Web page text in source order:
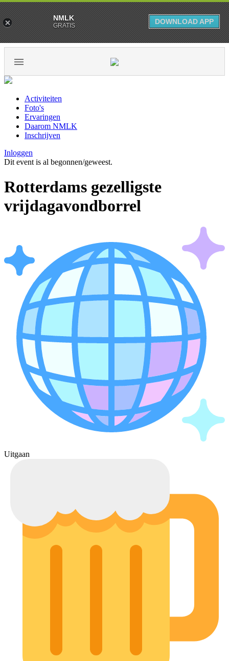
Activiteiten
Foto's
Ervaringen
Daarom NMLK
Inschrijven
Inloggen
Dit event is al begonnen/geweest.
Rotterdams gezelligste
vrijdagavondborrel
Uitgaan
NMLK
GRATIS DOWNLOAD APP